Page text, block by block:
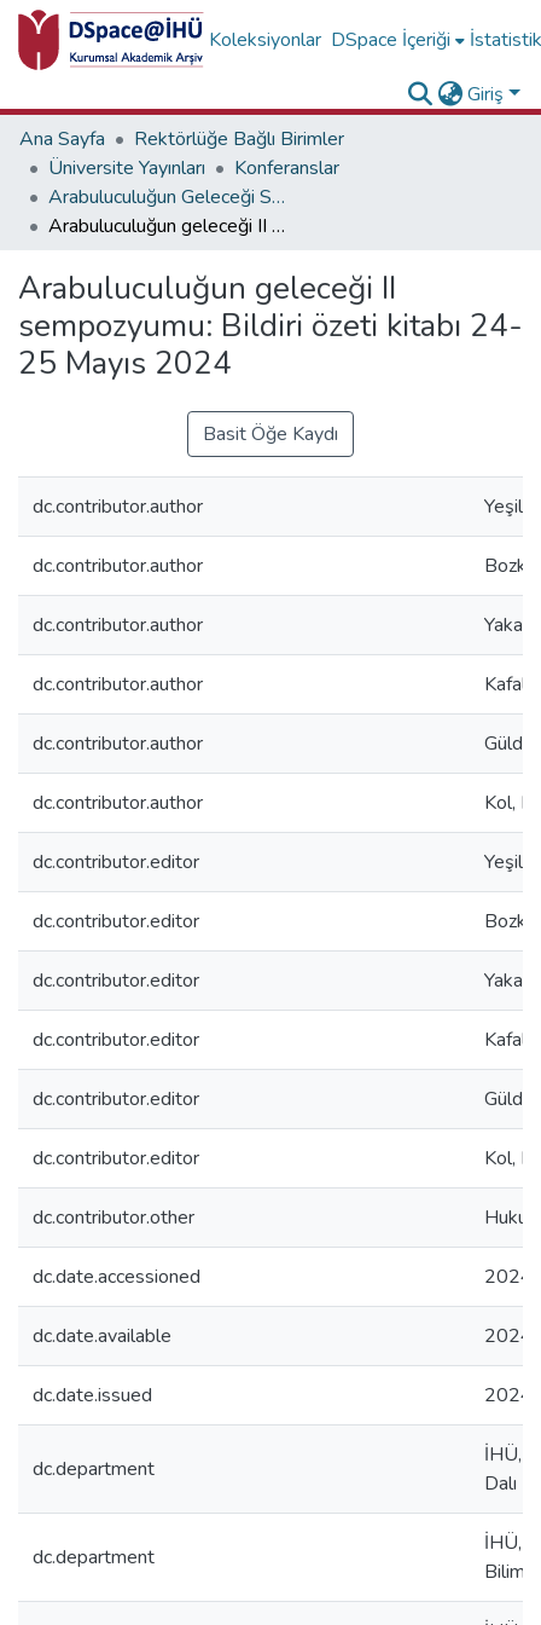
Koleksiyonlar DSpace İçeriği
Giriş
Ana Sayfa
Rektörlüğe Bağlı Birimler
Üniversite Yayınları
Konferanslar
Arabuluculuğun Geleceği Sempozyumu II Koleksiyonu
Arabuluculuğun geleceği II sempozyumu: Bildiri özeti kitabı 24-25 Mayıs 2024
Arabuluculuğun geleceği II
sempozyumu: Bildiri özeti kitabı 24-
25 Mayıs 2024
Basit Öğe Kaydı
dc.contributor.author
dc.contributor.author
dc.contributor.author
dc.contributor.author
dc.contributor.author
dc.contributor.author Kol,
dc.contributor.editor
dc.contributor.editor
dc.contributor.editor
dc.contributor.editor
dc.contributor.editor
dc.contributor.editor Kol,
dc.contributor.other
dc.date.accessioned
dc.date.available
dc.date.issued 2024
dc.department
İHÜ,
Dalı
dc.department
İHÜ,
Bilim